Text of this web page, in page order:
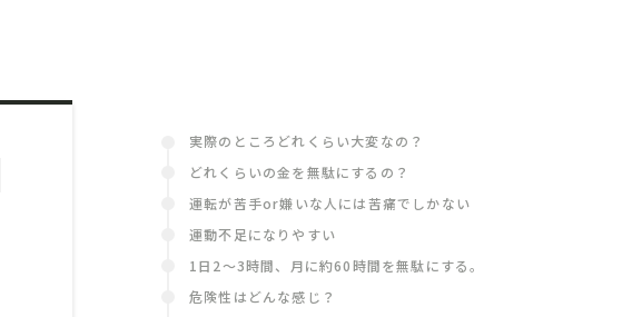
実際のところどれくらい大変なの？
どれくらいの金を無駄にするの？
運転が苦手or嫌いな人には苦痛でしかない
運動不足になりやすい
1日2〜3時間、月に約60時間を無駄にする。
危険性はどんな感じ？